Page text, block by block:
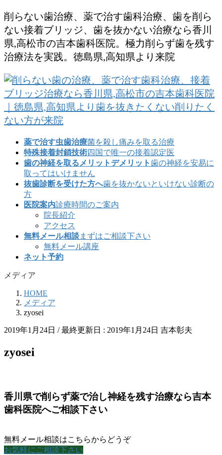
コ
ン
テ
ン
ツ
移
ナ
ビ
ゲ
ー
シ
ン
移
削らない歯治療、薬で治す歯科治療、歯を削ら
ない接着ブリッジ、歯を抜かない治療なら香川
県,高松市の吉本歯科医院。極力削らず歯を残す
治療法を実践。徳島県,高知県より来院
薬で治す虫歯治療菌を殺し痛みを取る治療
特殊接着封鎖技術四国で唯一の接着認定医
歯の神経を取るメリットデメリット歯の神経を安易に
取ってはいけません
抜歯診断を受けた方へ歯を抜かないといけない診断の
方
医院案内診療時間のご案内
院長紹介
アクセス
無料メール相談まずはご相談下さい
無料メール講座
ネット予約
メディア
HOME
メディア
zyosei
2019年1月24日 / 最終更新日 : 2019年1月24日 吉本彰夫
zyosei
香川県で削らず薬で治し神経を残す治療なら吉本
歯科医院へご相談下さい
無料メール相談はこちらからどうぞ
お気軽にご相談下さい